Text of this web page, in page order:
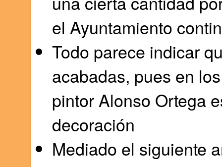
el Ayuntamiento
Todo parece indicar
acabadas, pues en
pintor Alonso Ortega
decoración
Mediado el siguiente